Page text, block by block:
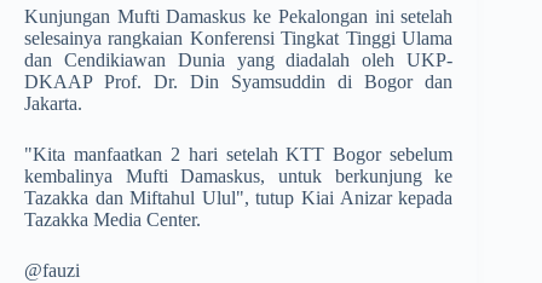
Kunjungan Mufti Damaskus ke Pekalongan ini setelah
selesainya rangkaian Konferensi Tingkat Tinggi Ulama
dan Cendikiawan Dunia yang diadalah oleh UKP-
DKAAP Prof. Dr. Din Syamsuddin di Bogor dan
Jakarta.
"Kita manfaatkan 2 hari setelah KTT Bogor sebelum
kembalinya Mufti Damaskus, untuk berkunjung ke
Tazakka dan Miftahul Ulul", tutup Kiai Anizar kepada
Tazakka Media Center.
@fauzi